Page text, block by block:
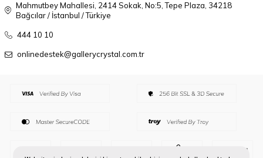
Mahmutbey Mahallesi, 2414 Sokak, No:5, Tepe Plaza, 34218
Bağcılar / İstanbul / Türkiye
444 10 10
onlinedestek@gallerycrystal.com.tr